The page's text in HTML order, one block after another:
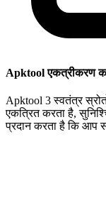
Apktool एकत्रीकरण
Apktool 3 स्वतंत्र
एकत्रित करता है,
प्रदान करता है कि